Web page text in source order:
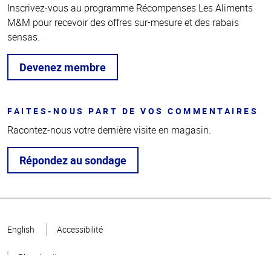
Inscrivez-vous au programme Récompenses Les Aliments
M&M pour recevoir des offres sur-mesure et des rabais
sensas.
Devenez membre
FAITES-NOUS PART DE VOS COMMENTAIRES
Racontez-nous votre dernière visite en magasin.
Répondez au sondage
page
English Accessibilité